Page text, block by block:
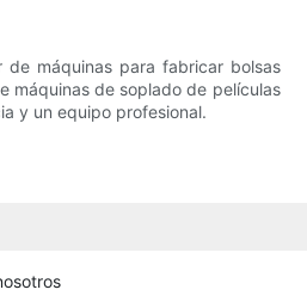
de máquinas para fabricar bolsas
máquinas de soplado de películas
y un equipo profesional.